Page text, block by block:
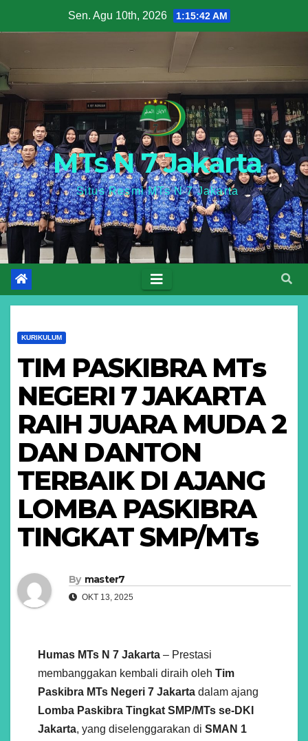
to
Sen. Agu 10th, 2026 1:15:43 AM
MTs N 7 Jakarta
Situs Resmi MTs N 7 Jakarta
KURIKULUM
TIM PASKIBRA MTs
NEGERI 7 JAKARTA
RAIH JUARA MUDA 2
DAN DANTON
TERBAIK DI AJANG
LOMBA PASKIBRA
TINGKAT SMP/MTs
By master7
OKT 13, 2025
Humas MTs N 7 Jakarta – Prestasi
membanggakan kembali diraih oleh Tim
Paskibra MTs Negeri 7 Jakarta dalam ajang
Lomba Paskibra Tingkat SMP/MTs se-DKI
Jakarta, yang diselenggarakan di SMAN 1